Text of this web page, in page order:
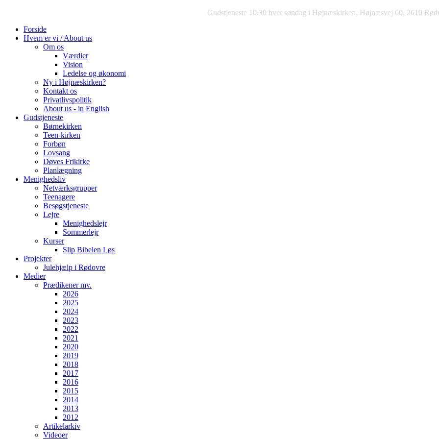
Gudstjeneste 10.30 hver søndag i Højnæskirken, Højnæsvej 60, 2610
Forside
Hvem er vi / About us
Om os
Værdier
Vision
Ledelse og økonomi
Ny i Højnæskirken?
Kontakt os
Privatlivspolitik
About us - in English
Gudstjeneste
Børnekirken
Teen-kirken
Forbøn
Lovsang
Døves Frikirke
Planlægning
Menighedsliv
Netværksgrupper
Teenagere
Besøgstjeneste
Lejre
Menighedslejr
Sommerlejr
Kurser
Slip Bibelen Løs
Projekter
Julehjælp i Rødovre
Medier
Prædikener mv.
2026
2025
2024
2023
2022
2021
2020
2019
2018
2017
2016
2015
2014
2013
2012
Artikelarkiv
Videoer